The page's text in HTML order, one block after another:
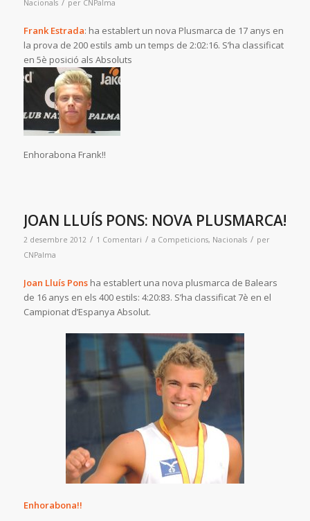
Nacionals
per CNPalma
Frank Estrada: ha establert un nova Plusmarca de 17 anys en
la prova de 200 estils amb un temps de 2:02:16. S’ha classificat
en 5è posició als Absoluts
Enhorabona Frank!!
JOAN LLUÍS PONS: NOVA PLUSMARCA!
2 desembre 2012 / 1 Comentari / a Competicions, Nacionals / per
CNPalma
Joan Lluís Ponsha establert una nova plusmarca de Balears
de 16 anys en els 400 estils: 4:20:83. S’ha classificat 7è en el
Campionat d’Espanya Absolut.
Enhorabona!!